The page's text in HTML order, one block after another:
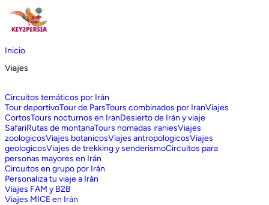
Inicio
Viajes
Circuitos temáticos por Irán
Tour deportivoTour de ParsTours combinados por IranViajes
CortosTours nocturnos en IranDesierto de Irán y viaje
SafariRutas de montanaTours nomadas iraniesViajes
zoologicosViajes botanicosViajes antropologicosViajes
geologicosViajes de trekking y senderismoCircuitos para
personas mayores en Irán
Circuitos en grupo por Irán
Personaliza tu viaje a Irán
Viajes FAM y B2B
Viajes MICE en Irán